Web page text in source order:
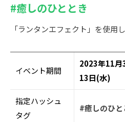
#癒しのひととき
「ランタンエフェクト」を使用
イベント期間
2023年11月
13日(水)
指定ハッシュ
タグ
#癒しのひと